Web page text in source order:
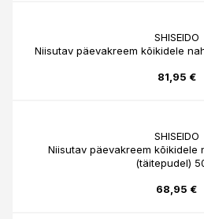
SHISEIDO
Niisutav päevakreem kõikidele
81,95 €
SHISEIDO
Niisutav päevakreem kõikidele
(täitepudel)
68,95 €